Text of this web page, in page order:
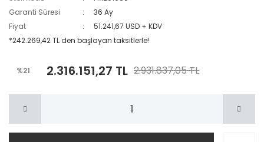
Garanti Süresi
36 Ay
Fiyat
51.241,67 USD + KDV
*242.269,42 TL den başlayan taksitlerle!
%21 2.316.151,27 TL 2.931.837,05 TL